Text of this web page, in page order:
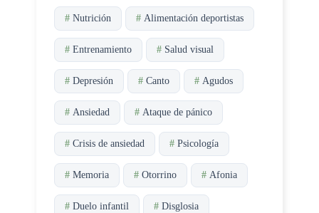
# Nutrición # Alimentación deportistas
# Entrenamiento # Salud visual
# Depresión # Canto # Agudos
# Ansiedad # Ataque de pánico
# Crisis de ansiedad # Psicología
# Memoria # Otorrino # Afonia
# Duelo infantil # Disglosia